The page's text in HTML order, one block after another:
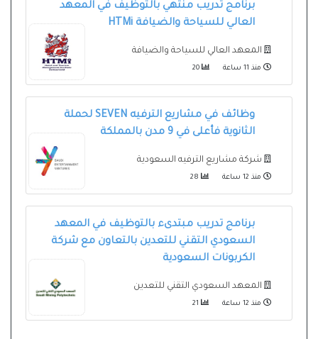
برنامج تدريب منتهي بالتوظيف في المعهد
العالي للسياحة والضيافة HTMi
المعهد العالي للسياحة والضيافة
منذ 11 ساعة
وظائف في مشاريع الترفيه SEVEN لحملة
الثانوية فأعلى في 9 مدن بالمملكة
شركة مشاريع الترفيه السعودية
منذ 12 ساعة
برنامج تدريب مبتدىء بالتوظيف في المعهد
السعودي التقني للتعدين بالتعاون مع شركة
الكربونات السعودية
المعهد السعودي التقني للتعدين
منذ 12 ساعة